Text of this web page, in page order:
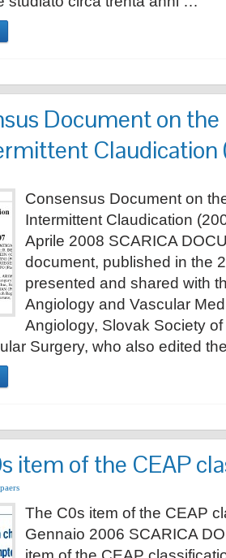
Document on
Claudication
Consensus Document on
Intermittent Claudication
Aprile 2008 SCARICA
document, published in the
presented and shared with
Angiology and Vascular
Angiology, Slovak Society
Surgery, who also edited
item of the CEAP
The C0s item of the CEAP
Gennaio 2006 SCARICA